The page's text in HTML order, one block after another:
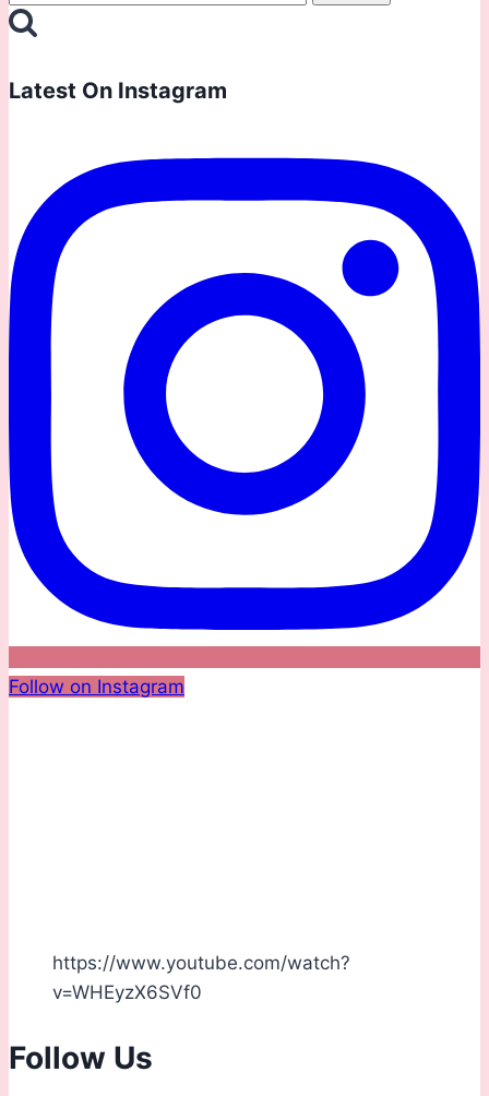
for:
Latest On Instagram
Follow on Instagram
https://www.youtube.com/watch?
v=WHEyzX6SVf0
Follow Us